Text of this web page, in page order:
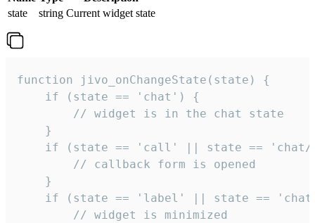
state
string Current widget state
function jivo_onChangeState(state) {
    if (state == 'chat') {
        // widget is in the chat state
    }
if (state == 'call' || state ==
        // callback form is opened
    }
if (state == 'label' || state ==
        // widget is minimized